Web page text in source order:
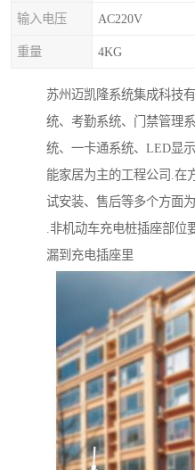
输入电压 AC220V
重量 4KG
苏州迈凯隆系统集成科技
统、考勤系统、门禁管理
统、一卡通系统、LED显
能家居为主的工程公司.在
试安装、售后等多个方面
.非机动车充电桩插座部位
漏到充电插座里